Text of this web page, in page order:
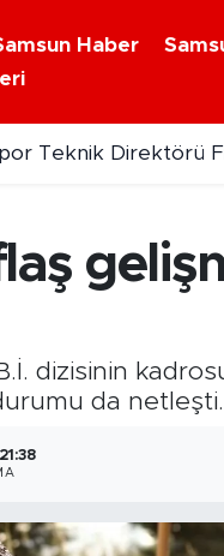
Haber
motosiklet kazasında
dizisinin
da netleşti.